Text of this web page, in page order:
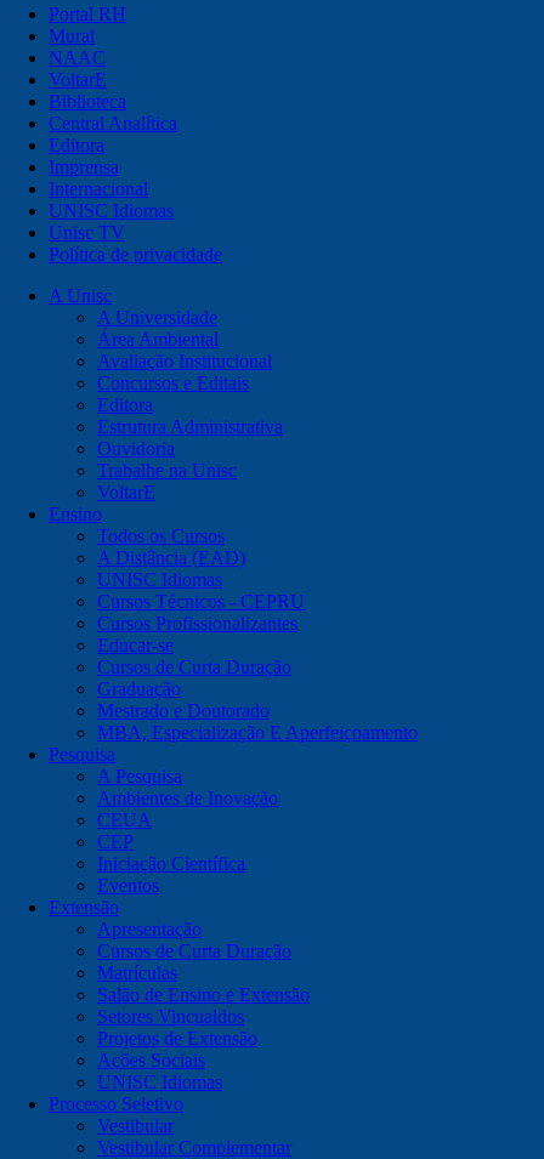
Portal RH
Mural
NAAC
VoltarE
Biblioteca
Central Analítica
Editora
Imprensa
Internacional
UNISC Idiomas
Unisc TV
Política de privacidade
A Unisc
A Universidade
Área Ambiental
Avaliação Institucional
Concursos e Editais
Editora
Estrutura Administrativa
Ouvidoria
Trabalhe na Unisc
VoltarE
Ensino
Todos os Cursos
A Distância (EAD)
UNISC Idiomas
Cursos Técnicos - CEPRU
Cursos Profissionalizantes
Educar-se
Cursos de Curta Duração
Graduação
Mestrado e Doutorado
MBA, Especialização E Aperfeiçoamento
Pesquisa
A Pesquisa
Ambientes de Inovação
CEUA
CEP
Iniciação Científica
Eventos
Extensão
Apresentação
Cursos de Curta Duração
Matrículas
Salão de Ensino e Extensão
Setores Vincualdos
Projetos de Extensão
Ações Sociais
UNISC Idiomas
Processo Seletivo
Vestibular
Vestibular Complementar